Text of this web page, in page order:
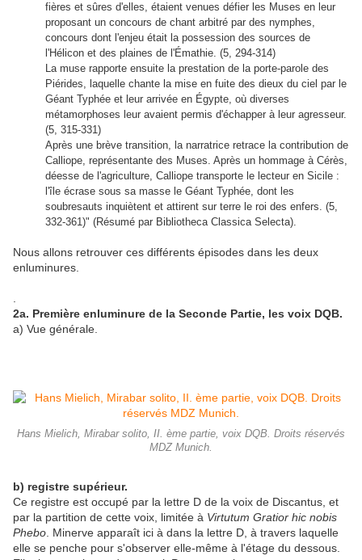
fières et sûres d'elles, étaient venues défier les Muses en leur
proposant un concours de chant arbitré par des nymphes,
concours dont l'enjeu était la possession des sources de
l'Hélicon et des plaines de l'Émathie. (5, 294-314)
La muse rapporte ensuite la prestation de la porte-parole des
Piérides, laquelle chante la mise en fuite des dieux du ciel par le
Géant Typhée et leur arrivée en Égypte, où diverses
métamorphoses leur avaient permis d'échapper à leur agresseur.
(5, 315-331)
Après une brève transition, la narratrice retrace la contribution de
Calliope, représentante des Muses. Après un hommage à Cérès,
déesse de l'agriculture, Calliope transporte le lecteur en Sicile :
l'île écrase sous sa masse le Géant Typhée, dont les
soubresauts inquiètent et attirent sur terre le roi des enfers. (5,
332-361)" (Résumé par Bibliotheca Classica Selecta).
Nous allons retrouver ces différents épisodes dans les deux
enluminures.
2a. Première enluminure de la Seconde Partie, les voix DQB.
a) Vue générale.
Hans Mielich, Mirabar solito, II. ème partie, voix DQB. Droits réservés
MDZ Munich.
b) registre supérieur.
Ce registre est occupé par la lettre D de la voix de Discantus, et
par la partition de cette voix, limitée à Virtutum Gratior hic nobis
Phebo . Minerve apparaît ici à dans la lettre D, à travers laquelle
elle se penche pour s'observer elle-même à l'étage du dessous.